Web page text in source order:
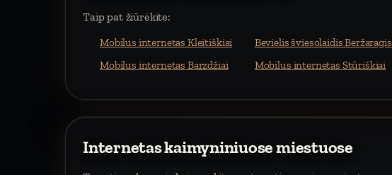
Taip pat žiūrėkite:
Mobilus internetas Kleitiškiai Bevielis šviesolaidis Beržaragis
Mobilus internetas Barzdžiai
Mobilus internetas Stūriškiai
Internetas kaimyniniuose miestuose